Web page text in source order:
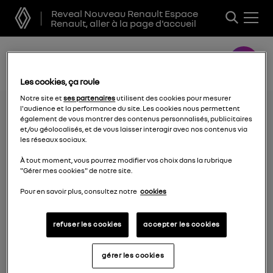
Reveal Nouveau Renault Espace
Renault, aller à la page d'accueil
les autres marques
Les cookies, ça roule
Notre site etses partenairesutilisent des cookies pour mesurer
l'audience et la performance du site. Les cookies nous permettent
également de vous montrer des contenus personnalisés, publicitaires
et/ou géolocalisés, et de vous laisser interagir avec nos contenus via
les réseaux sociaux.
À tout moment, vous pourrez modifier vos choix dans la rubrique
"Gérer mes cookies" de notre site.
Pour en savoir plus, consultez notre cookies
refuser les cookies accepter les cookies
gérer les cookies